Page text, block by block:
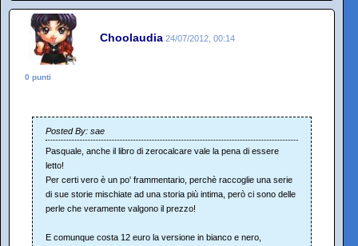
Choolaudia 24/07/2012, 00:14
0 punti
Posted By: sae
Pasquale, anche il libro di zerocalcare vale la pena di essere
letto!
Per certi vero è un po' frammentario, perchè raccoglie una serie
di sue storie mischiate ad una storia più intima, però ci sono delle
perle che veramente valgono il prezzo!
E comunque costa 12 euro la versione in bianco e nero,